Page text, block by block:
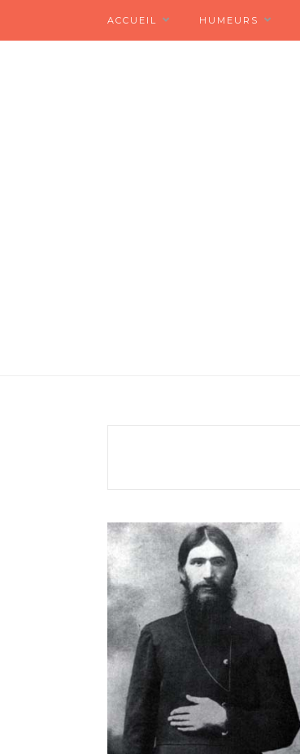
ACCUEIL HUMEURS